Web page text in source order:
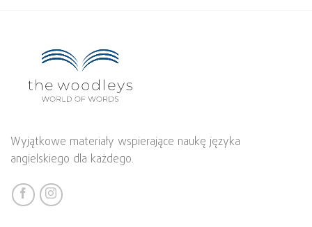
Wyjątkowe materiały wspierające naukę języka
angielskiego dla każdego.